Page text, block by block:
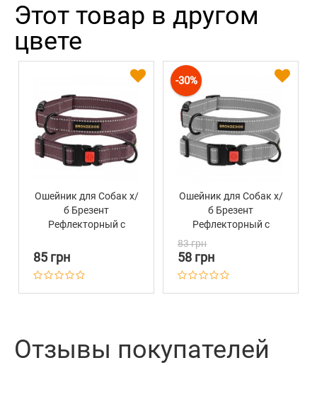
Этот товар в другом
цвете
Ошейник для Собак х/
б Брезент
Рефлекторный c
Bronzedog Сotton
85 грн
-30%
Ошейник для Собак х/
б Брезент
Рефлекторный c
Пластиковой пряжкой
Bronzedog Сotton
83 грн
58 грн
Отзывы покупателей